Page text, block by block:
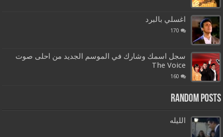
اغسلي بالبرد
170
سجل اسمك وشارك في الموسم الجديد من احلى صوت
The Voice
160
Random Posts
الليله